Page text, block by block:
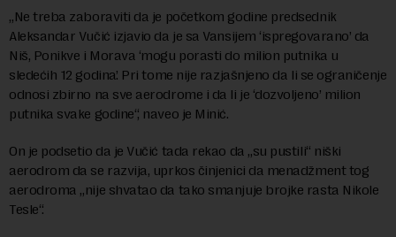
„Ne treba zaboraviti da je početkom godine predsednik
Aleksandar Vučić izjavio da je sa Vansijem ‘ispregovarano’ da
Niš, Ponikve i Morava ‘mogu porasti do milion putnika u
sledećih 12 godina’. Pri tome nije razjašnjeno da li se ograničenje
odnosi zbirno na sve aerodrome i da li je ‘dozvoljeno’ milion
putnika svake godine“, naveo je Minić.
On je podsetio da je Vučić tada rekao da „su pustili“ niški
aerodrom da se razvija, uprkos činjenici da menadžment tog
aerodroma „nije shvatao da tako smanjuje brojke rasta Nikole
Tesle“.